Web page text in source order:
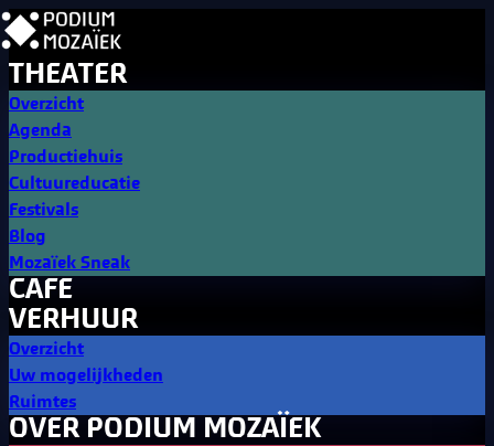
THEATER
Overzicht
Agenda
Productiehuis
Cultuureducatie
Festivals
Blog
Mozaïek Sneak
CAFE
VERHUUR
Overzicht
Uw mogelijkheden
Ruimtes
OVER PODIUM MOZAÏEK